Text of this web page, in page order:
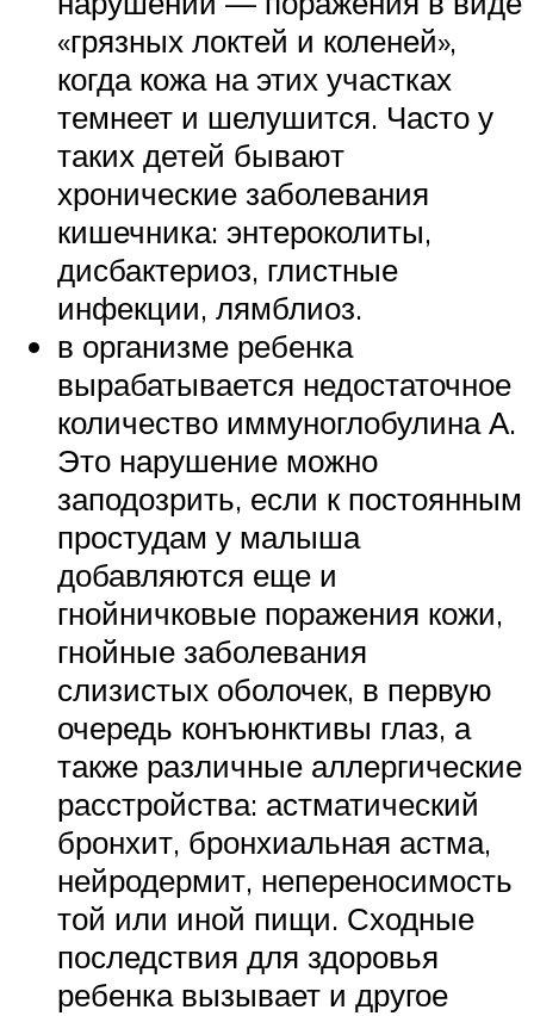
«грязных локтей и коленей»,
когда кожа на этих участках
темнеет и шелушится. Часто у
таких детей бывают
хронические заболевания
кишечника: энтероколиты,
дисбактериоз, глистные
инфекции, лямблиоз.
в организме ребенка
вырабатывается недостаточное
количество иммуноглобулина А.
Это нарушение можно
заподозрить, если к постоянным
простудам у малыша
добавляются еще и
гнойничковые поражения кожи,
гнойные заболевания
слизистых оболочек, в первую
очередь конъюнктивы глаз, а
также различные аллергические
расстройства: астматический
бронхит, бронхиальная астма,
нейродермит, непереносимость
той или иной пищи. Сходные
последствия для здоровья
ребенка вызывает и другое